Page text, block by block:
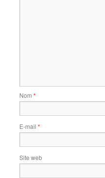
Nom *
E-mail *
Site web